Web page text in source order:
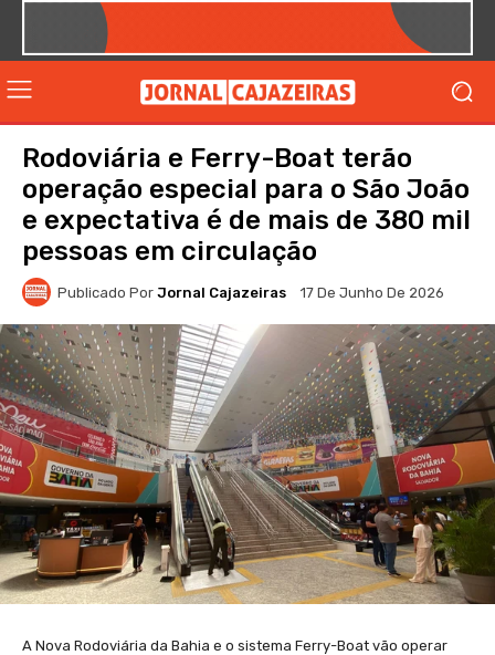
Rodoviária e Ferry-Boat terão
operação especial para o São João
e expectativa é de mais de 380 mil
pessoas em circulação
Publicado Por Jornal Cajazeiras 17 De Junho De 2026
A Nova Rodoviária da Bahia e o sistema Ferry-Boat vão operar